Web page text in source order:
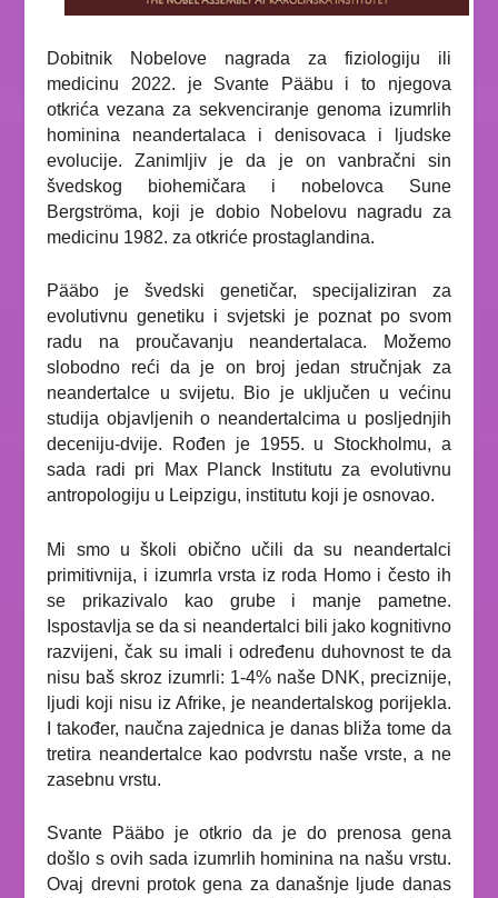
Dobitnik Nobelove nagrada za fiziologiju ili
medicinu 2022. je Svante Pääbu i to njegova
otkrića vezana za sekvenciranje genoma izumrlih
hominina neandertalaca i denisovaca i ljudske
evolucije. Zanimljiv je da je on vanbračni sin
švedskog biohemičara i nobelovca Sune
Bergströma, koji je dobio Nobelovu nagradu za
medicinu 1982. za otkriće prostaglandina.
Pääbo je švedski genetičar, specijaliziran za
evolutivnu genetiku i svjetski je poznat po svom
radu na proučavanju neandertalaca. Možemo
slobodno reći da je on broj jedan stručnjak za
neandertalce u svijetu. Bio je uključen u većinu
studija objavljenih o neandertalcima u posljednjih
deceniju-dvije. Rođen je 1955. u Stockholmu, a
sada radi pri Max Planck Institutu za evolutivnu
antropologiju u Leipzigu, institutu koji je osnovao.
Mi smo u školi obično učili da su neandertalci
primitivnija, i izumrla vrsta iz roda Homo i često ih
se prikazivalo kao grube i manje pametne.
Ispostavlja se da si neandertalci bili jako kognitivno
razvijeni, čak su imali i određenu duhovnost te da
nisu baš skroz izumrli: 1-4% naše DNK, preciznije,
ljudi koji nisu iz Afrike, je neandertalskog porijekla.
I također, naučna zajednica je danas bliža tome da
tretira neandertalce kao podvrstu naše vrste, a ne
zasebnu vrstu.
Svante Pääbo je otkrio da je do prenosa gena
došlo s ovih sada izumrlih hominina na našu vrstu.
Ovaj drevni protok gena za današnje ljude danas